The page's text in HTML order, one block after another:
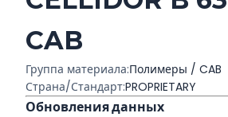
CAB
Группа материала:Полимеры / CAB
Страна/Стандарт:PROPRIETARY
Обновления данных